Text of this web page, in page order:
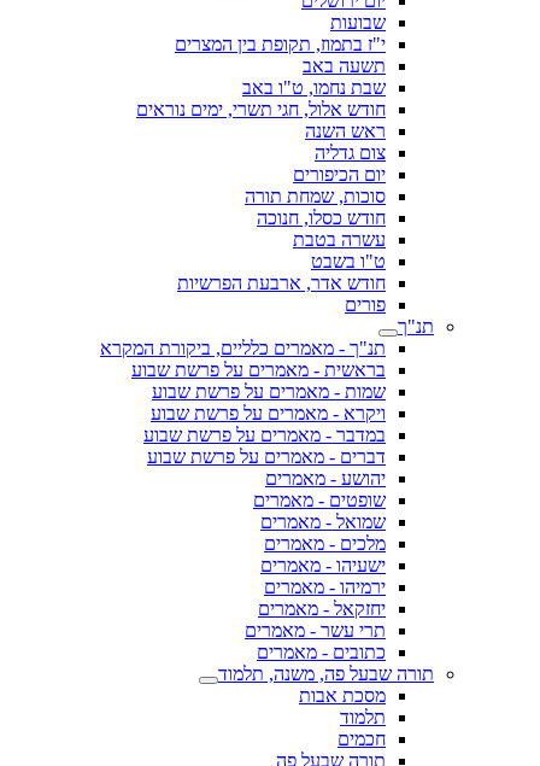
שבועות
י"ז בתמוז, תקופת בין המצרים
תשעה באב
שבת נחמו, ט"ו באב
חודש אלול, חגי תשרי, ימים נוראים
ראש השנה
צום גדליה
יום הכיפורים
סוכות, שמחת תורה
חודש כסלו, חנוכה
עשרה בטבת
ט"ו בשבט
חודש אדר, ארבעת הפרשיות
פורים
תנ"ך
תנ"ך - מאמרים כלליים, ביקורת המקרא
בראשית - מאמרים על פרשת שבוע
שמות - מאמרים על פרשת שבוע
ויקרא - מאמרים על פרשת שבוע
במדבר - מאמרים על פרשת שבוע
דברים - מאמרים על פרשת שבוע
יהושע - מאמרים
שופטים - מאמרים
שמואל - מאמרים
מלכים - מאמרים
ישעיהו - מאמרים
ירמיהו - מאמרים
יחזקאל - מאמרים
תרי עשר - מאמרים
כתובים - מאמרים
תורה שבעל פה, משנה, תלמוד
מסכת אבות
תלמוד
חכמים
תורה שבעל פה